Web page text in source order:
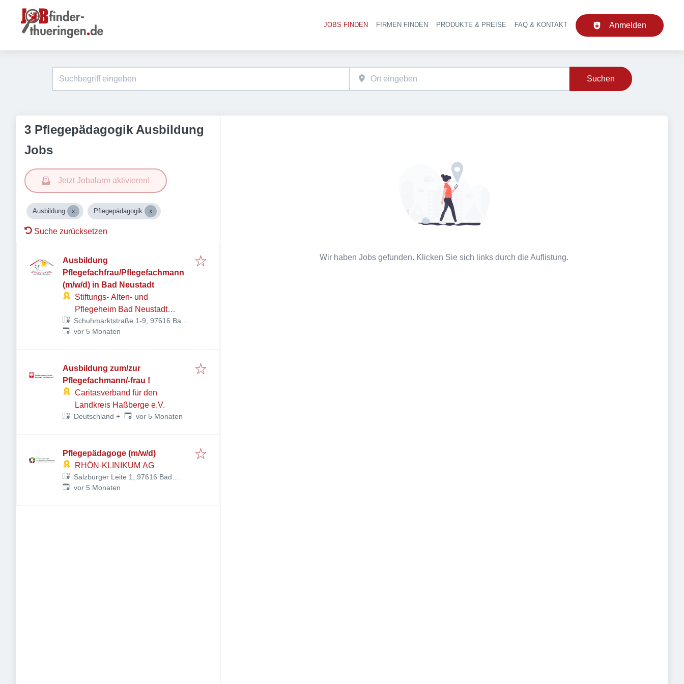
Haupt-Navigation
JOBS FINDEN FIRMEN FINDEN PRODUKTE & PREISE FAQ & KONTAKT Anmelden
Suchen
3 Pflegepädagogik Ausbildung
Jobs
Jetzt Jobalarm aktivieren!
Ausbildung Pflegepädagogik
Suche zurücksetzen
Ausbildung
Pflegefachfrau/Pflegefachmann
(m/w/d) in Bad Neustadt
Stiftungs- Alten- und
Pflegeheim Bad Neustadt
gGmbH
Schuhmarktstraße 1-9, 97616 Bad
Neustadt an der Saale,
Veröffentlicht:
vor 5 Monaten
Ausbildung zum/zur
Pflegefachmann/-frau !
Caritasverband für den
Landkreis Haßberge e.V.
Deutschland + Veröffentlicht:
vor 5 Monaten
Pflegepädagoge (m/w/d)
RHÖN-KLINIKUM AG
Salzburger Leite 1, 97616 Bad
Neustadt an der Saale,
Veröffentlicht:
vor 5 Monaten
Wir haben Jobs gefunden. Klicken Sie sich links durch die Auflistung.